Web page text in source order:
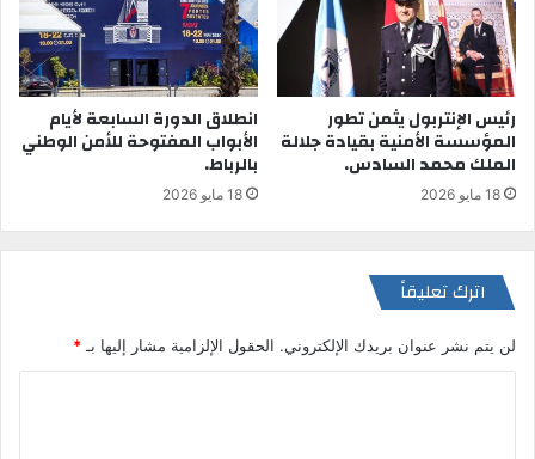
رئيس الإنتربول يثمن تطور
المؤسسة الأمنية بقيادة جلالة
الملك محمد السادس.
18 مايو 2026
انطلاق الدورة السابعة لأيام
الأبواب المفتوحة للأمن الوطني
بالرباط.
18 مايو 2026
اترك تعليقاً
لن يتم نشر عنوان بريدك الإلكتروني. الحقول الإلزامية مشار إليها بـ *